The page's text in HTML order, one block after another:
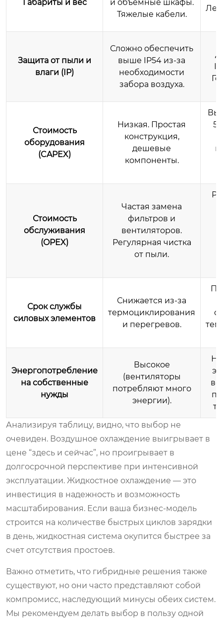
Габариты и вес
и объемные шкафы.
Тяжелые кабели.
Защита от пыли и
влаги (IP)
Сложно обеспечить
выше IP54 из-за
необходимости
забора воздуха.
Стоимость
оборудования
(CAPEX)
Низкая. Простая
конструкция,
дешевые
компоненты.
Стоимость
обслуживания
(OPEX)
Частая замена
фильтров и
вентиляторов.
Регулярная чистка
от пыли.
Срок службы
силовых элементов
Снижается из-за
термоциклирования
и перегревов.
Энергопотребление
на собственные
нужды
Высокое
(вентиляторы
потребляют много
энергии).
Анализируя таблицу, видно, что выбор не
очевиден. Воздушное охлаждение выигрывает в
цене “здесь и сейчас”, но проигрывает в
долгосрочной перспективе при интенсивной
эксплуатации. Жидкостное охлаждение — это
инвестиция в надежность и возможность
масштабирования. Если ваша бизнес-модель
строится на количестве быстрых циклов зарядки
в день, жидкостная система окупится быстрее за
счет отсутствия простоев.
Важно отметить, что гибридные решения также
существуют, но они часто представляют собой
компромисс, наследующий минусы обеих систем.
Мы рекомендуем делать выбор в пользу одной